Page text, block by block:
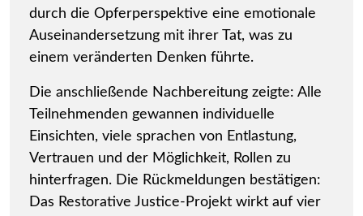
durch die Opferperspektive eine emotionale
Auseinandersetzung mit ihrer Tat, was zu
einem veränderten Denken führte.
Die anschließende Nachbereitung zeigte: Alle
Teilnehmenden gewannen individuelle
Einsichten, viele sprachen von Entlastung,
Vertrauen und der Möglichkeit, Rollen zu
hinterfragen. Die Rückmeldungen bestätigen:
Das Restorative Justice-Projekt wirkt auf vier